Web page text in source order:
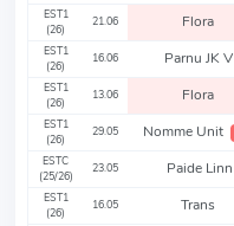
EST1
(26)
21.06 Flora
EST1
(26)
16.06 Parnu JK V
EST1
(26)
13.06 Flora
EST1
(26)
29.05 Nomme Unit
ESTC
(25/26)
23.05 Paide Linn
EST1
(26)
16.05 Trans